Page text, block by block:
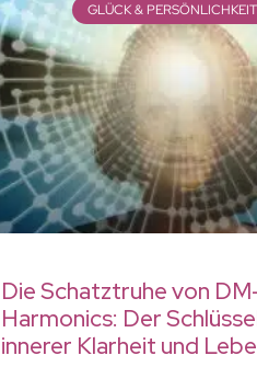
GLÜCK &
Die Schatztruhe von
Harmonics: Der
innerer Klarheit und